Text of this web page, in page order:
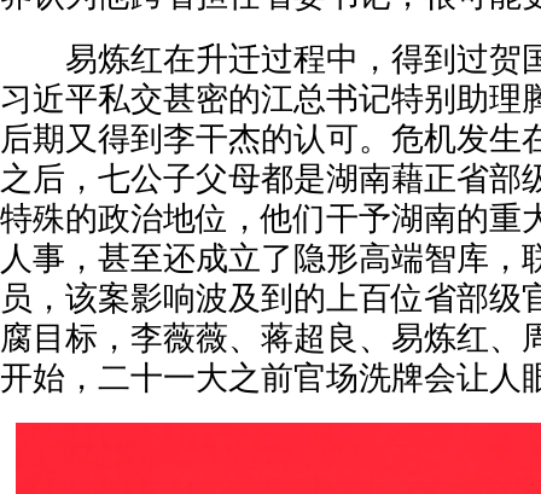
易炼红在升迁过程中，得到过贺
习近平私交甚密的江总书记特别助理
后期又得到李干杰的认可。危机发生
之后，七公子父母都是湖南藉正省部
特殊的政治地位，他们干予湖南的重
人事，甚至还成立了隐形高端智库，
员，该案影响波及到的上百位省部级
腐目标，李薇薇、蒋超良、易炼红、
开始，二十一大之前官场洗牌会让人